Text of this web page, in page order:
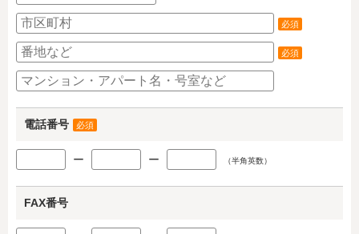
必須
必須
電話番号 必須
ー ー （半角英数）
FAX番号